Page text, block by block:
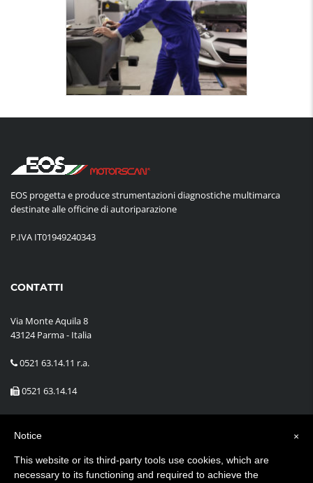
EOS progetta e produce strumentazioni diagnostiche multimarca
destinate alle officine di autoriparazione
P.IVA IT01949240343
CONTATTI
Via Monte Aquila 8
43124 Parma - Italia
0521 63.14.11 r.a.
0521 63.14.14
info@eos.pr.it
Cookie Policy |Privacy Policy
×
Notice
This website or its third-party tools use cookies, which are
necessary to its functioning and required to achieve the